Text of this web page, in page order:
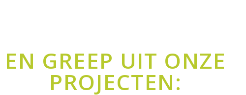
PROJECTEN: